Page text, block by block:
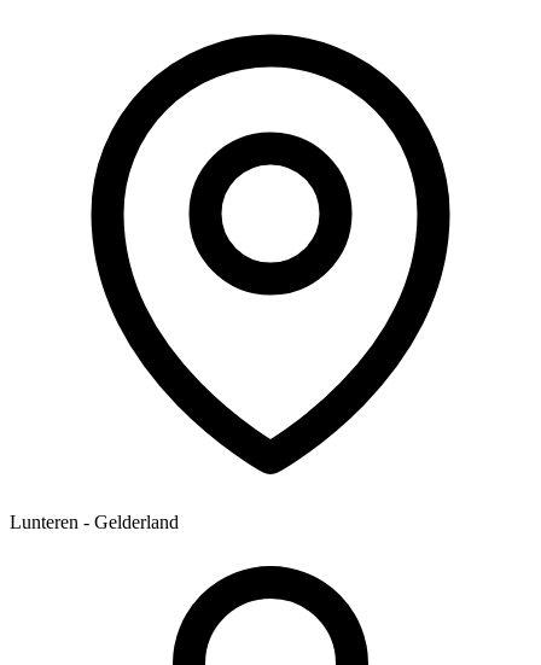
Lunteren - Gelderland